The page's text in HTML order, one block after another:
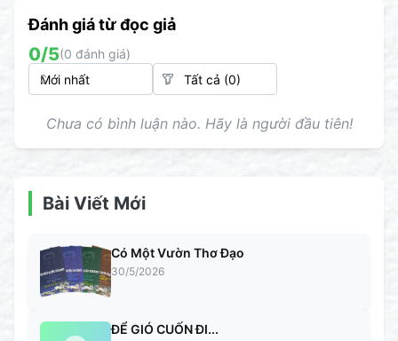
Đánh giá từ đọc giả
0/5(0 đánh giá)
Chưa có bình luận nào. Hãy là người đầu tiên!
Bài Viết Mới
Có Một Vườn Thơ Đạo
30/5/2026
ĐỂ GIÓ CUỐN ĐI...